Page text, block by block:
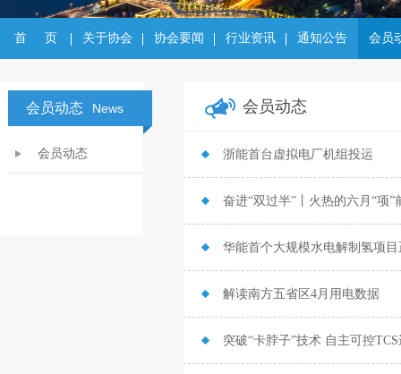
首     页 关于协会 协会要闻 行业资讯 通知公告 会员
会员动态 News
会员动态
会员动态
浙能首台虚拟电厂机组投运
奋进“双过半”丨火热的六月“项”
华能首个大规模水电解制氢项
解读南方五省区4月用电数据
突破“卡脖子”技术 自主可控